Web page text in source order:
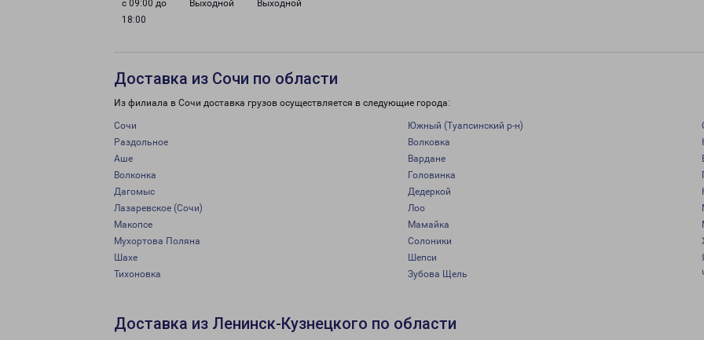
с 09:00 до
18:00
Выходной Выходной
Доставка из Сочи по области
Из филиала в Сочи доставка грузов осуществляется в следующие города:
Сочи Южный (Туапсинский р-н)
Раздольное
Волковка
Аше
Вардане
Волконка
Головинка
Дагомыс
Дедеркой
Лазаревское (Сочи)
Лоо
Макопсе
Мамайка
Мухортова Поляна
Солоники
Шахе
Шепси
Тихоновка
Зубова Щель
Доставка из Ленинск-Кузнецкого по области